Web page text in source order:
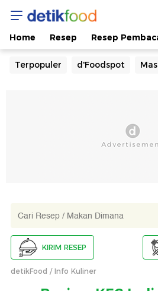
Home Resep Resep
Terpopuler d'Foodspot
KIRIM RESEP
detikFood Info Kuliner